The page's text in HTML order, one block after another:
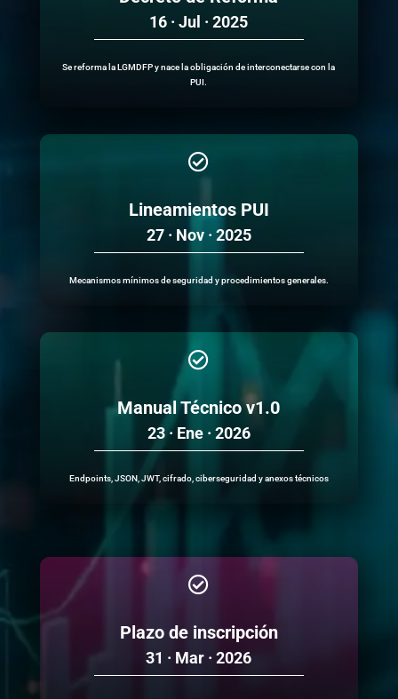
16 · Jul · 2025
Se reforma la LGMDFP y nace la obligación de interconectarse con la
PUI.

Lineamientos PUI
27 · Nov · 2025
Mecanismos mínimos de seguridad y procedimientos generales.

Manual Técnico v1.0
23 · Ene · 2026
Endpoints, JSON, JWT, cifrado, ciberseguridad y anexos técnicos

Plazo de inscripción
31 · Mar · 2026